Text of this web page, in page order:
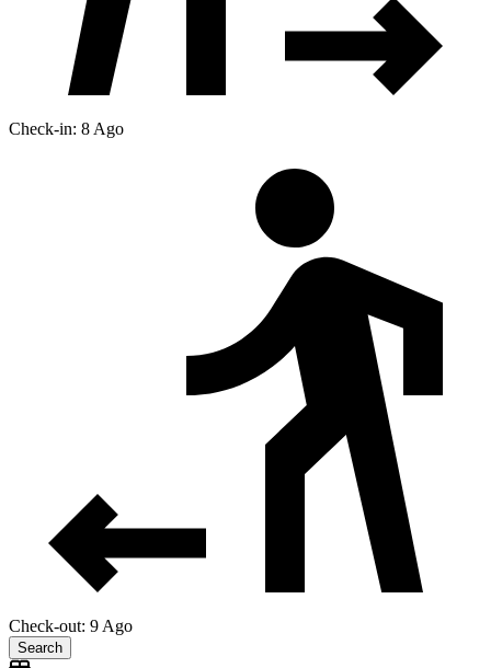
Check-in: 8 Ago
Check-out: 9 Ago
Search